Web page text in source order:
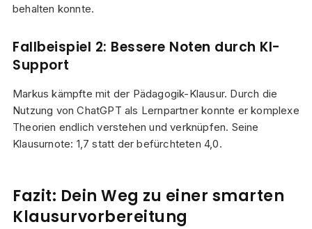
behalten konnte.
Fallbeispiel 2: Bessere Noten durch KI-
Support
Markus kämpfte mit der Pädagogik-Klausur. Durch die
Nutzung von ChatGPT als Lernpartner konnte er komplexe
Theorien endlich verstehen und verknüpfen. Seine
Klausurnote: 1,7 statt der befürchteten 4,0.
Fazit: Dein Weg zu einer smarten
Klausurvorbereitung